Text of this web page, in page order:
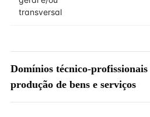
transversal
Domínios técnico-profissionais
produção de bens e serviços